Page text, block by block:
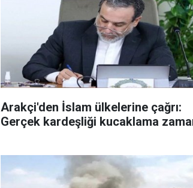
Arakçi'den İslam ülkelerine çağrı:
Gerçek kardeşliği kucaklama